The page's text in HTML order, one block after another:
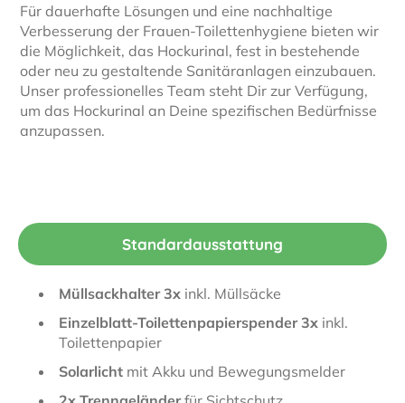
Für dauerhafte Lösungen und eine nachhaltige
Verbesserung der Frauen-Toilettenhygiene bieten wir
die Möglichkeit, das Hockurinal, fest in bestehende
oder neu zu gestaltende Sanitäranlagen einzubauen.
Unser professionelles Team steht Dir zur Verfügung,
um das Hockurinal an Deine spezifischen Bedürfnisse
anzupassen.
Standardausstattung
Müllsackhalter 3x inkl. Müllsäcke
Einzelblatt-Toilettenpapierspender 3x inkl.
Toilettenpapier
Solarlicht mit Akku und Bewegungsmelder